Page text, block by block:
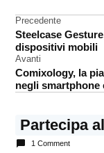
fornitori
Navigazione
articoli
Precedente
Steelcase
dispositivi mobili
Avanti
Comixology, la
negli smartphone
Partecipa
1 Comment